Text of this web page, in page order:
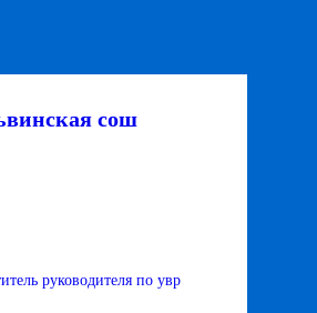
сош
руководителя по увр